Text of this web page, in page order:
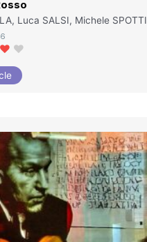
Luca SALSI, Michele SPOTTI